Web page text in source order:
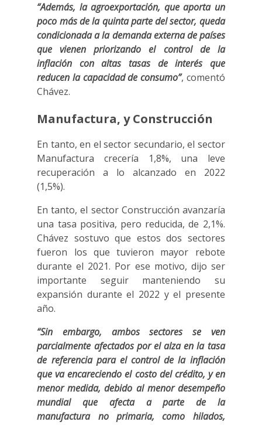
“Además, la agroexportación, que aporta un
poco más de la quinta parte del sector, queda
condicionada a la demanda externa de países
que vienen priorizando el control de la
inflación con altas tasas de interés que
reducen la capacidad de consumo”, comentó
Chávez.
Manufactura, y Construcción
En tanto, en el sector secundario, el sector
Manufactura crecería 1,8%, una leve
recuperación a lo alcanzado en 2022
(1,5%).
En tanto, el sector Construcción avanzaría
una tasa positiva, pero reducida, de 2,1%.
Chávez sostuvo que estos dos sectores
fueron los que tuvieron mayor rebote
durante el 2021. Por ese motivo, dijo ser
importante seguir manteniendo su
expansión durante el 2022 y el presente
año.
“Sin embargo, ambos sectores se ven
parcialmente afectados por el alza en la tasa
de referencia para el control de la inflación
que va encareciendo el costo del crédito, y en
menor medida, debido al menor desempeño
mundial que afecta a parte de la
manufactura no primaria, como hilados,